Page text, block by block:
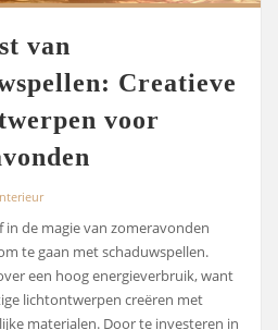
van
Creatieve
voor
in de magie van zomeravonden
te gaan met schaduwspellen.
een hoog energieverbruik, want
lichtontwerpen creëren met
materialen. Door te investeren in